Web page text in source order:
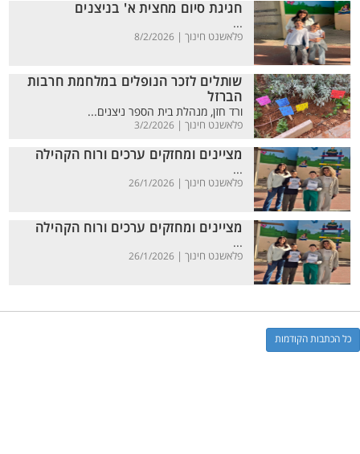
חגיגת סיום מחצית א' בניצנים
...
פלאשנט חינוך | 8/2/2026
שותלים לזכר הנופלים במלחמת חרבות
הברזל
ורד חזן, מנהלת בית הספר ניצנים...
פלאשנט חינוך | 3/2/2026
מציינים ומחזקים ערכים ורוח הקהילה
...
פלאשנט חינוך | 26/1/2026
מציינים ומחזקים ערכים ורוח הקהילה
...
פלאשנט חינוך | 26/1/2026
כל הכתבות הקודמות